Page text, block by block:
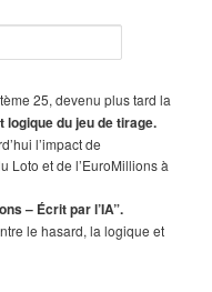
25, devenu plus tard la
logique du jeu de tirage.
l’impact de
Loto et de l’EuroMillions à
– Écrit par l’IA”.
le hasard, la logique et